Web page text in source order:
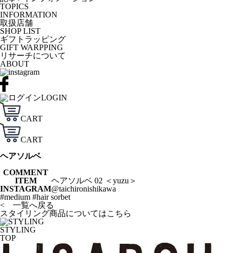
TOPICS
INFORMATION
取扱店舗
SHOP LIST
ギフトラッピング
GIFT WARPPING
リサーチについて
ABOUT
LOGIN
CART
CART
ヘアソルベ
COMMENT
ITEM
ヘアソルベ 02 ＜yuzu＞
INSTAGRAM@taichironishikawa
#medium #hair sorbet
< 一覧へ戻る
スタイリング商品についてはこちら
STYLING
TOP